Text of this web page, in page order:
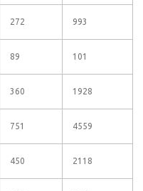
272 993
89 101
360 1928
751 4559
450 2118